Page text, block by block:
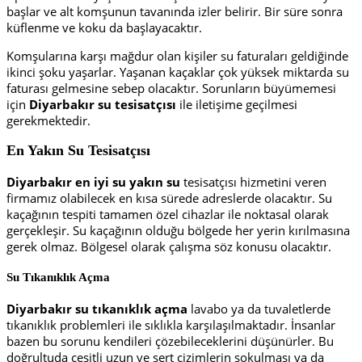
başlar ve alt komşunun tavanında izler belirir. Bir süre sonra
küflenme ve koku da başlayacaktır.
Komşularına karşı mağdur olan kişiler su faturaları geldiğinde
ikinci şoku yaşarlar. Yaşanan kaçaklar çok yüksek miktarda su
faturası gelmesine sebep olacaktır. Sorunların büyümemesi
için Diyarbakır su tesisatçısı ile iletişime geçilmesi
gerekmektedir.
En Yakın Su Tesisatçısı
Diyarbakır en iyi su yakın su tesisatçısı hizmetini veren
firmamız olabilecek en kısa sürede adreslerde olacaktır. Su
kaçağının tespiti tamamen özel cihazlar ile noktasal olarak
gerçekleşir. Su kaçağının olduğu bölgede her yerin kırılmasına
gerek olmaz. Bölgesel olarak çalışma söz konusu olacaktır.
Su Tıkanıklık Açma
Diyarbakır su tıkanıklık açma lavabo ya da tuvaletlerde
tıkanıklık problemleri ile sıklıkla karşılaşılmaktadır. İnsanlar
bazen bu sorunu kendileri çözebileceklerini düşünürler. Bu
doğrultuda çeşitli uzun ve sert çizimlerin sokulması ya da